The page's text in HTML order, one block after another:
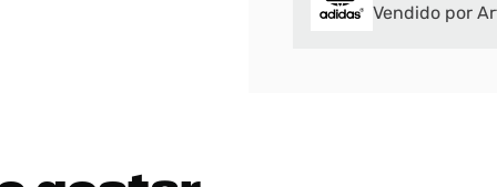
Vendido por